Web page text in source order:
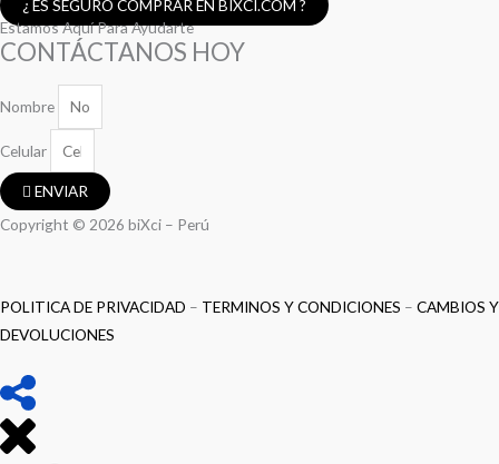
¿ ES SEGURO COMPRAR EN BIXCI.COM ?
Estamos Aquí Para Ayudarte
CONTÁCTANOS HOY
Nombre
Celular
ENVIAR
Copyright © 2026 biXci – Perú
POLITICA DE PRIVACIDAD – TERMINOS Y CONDICIONES – CAMBIOS Y
DEVOLUCIONES